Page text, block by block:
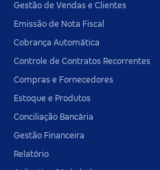
Gestão de Vendas e Clientes
Emissão de Nota Fiscal
Cobrança Automática
Controle de Contratos Recorrentes
Compras e Fornecedores
Estoque e Produtos
Conciliação Bancária
Gestão Financeira
Relatório